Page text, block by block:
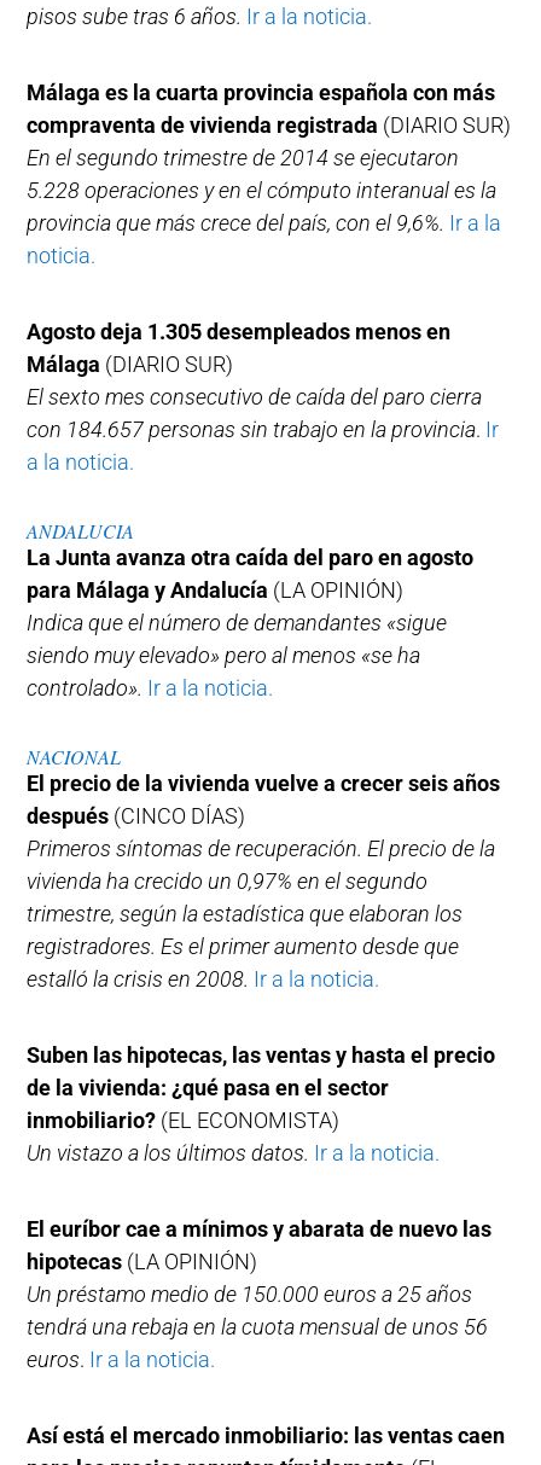
pisos sube tras 6 años. Ir a la noticia.
Málaga es la cuarta provincia española con más
compraventa de vivienda registrada (DIARIO SUR)
En el segundo trimestre de 2014 se ejecutaron
5.228 operaciones y en el cómputo interanual es la
provincia que más crece del país, con el 9,6%. Ir a la
noticia.
Agosto deja 1.305 desempleados menos en
Málaga (DIARIO SUR)
El sexto mes consecutivo de caída del paro cierra
con 184.657 personas sin trabajo en la provincia. Ir
a la noticia.
ANDALUCIA
La Junta avanza otra caída del paro en agosto
para Málaga y Andalucía (LA OPINIÓN)
Indica que el número de demandantes «sigue
siendo muy elevado» pero al menos «se ha
controlado». Ir a la noticia.
NACIONAL
El precio de la vivienda vuelve a crecer seis años
después (CINCO DÍAS)
Primeros síntomas de recuperación. El precio de la
vivienda ha crecido un 0,97% en el segundo
trimestre, según la estadística que elaboran los
registradores. Es el primer aumento desde que
estalló la crisis en 2008. Ir a la noticia.
Suben las hipotecas, las ventas y hasta el precio
de la vivienda: ¿qué pasa en el sector
inmobiliario? (EL ECONOMISTA)
Un vistazo a los últimos datos. Ir a la noticia.
El euríbor cae a mínimos y abarata de nuevo las
hipotecas (LA OPINIÓN)
Un préstamo medio de 150.000 euros a 25 años
tendrá una rebaja en la cuota mensual de unos 56
euros. Ir a la noticia.
Así está el mercado inmobiliario: las ventas caen